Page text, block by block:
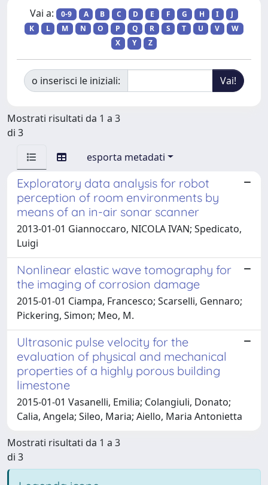
Vai a: 0-9 A B C D E F G H I
J
K
L M N O P Q R S T U V
W
X
Y Z
o inserisci le iniziali:
Mostrati risultati da 1 a 3
di 3
esporta metadati
Exploratory data analysis for robot
perception of room environments by
means of an in-air sonar scanner
2013-01-01 Giannoccaro, NICOLA IVAN; Spedicato,
Luigi
Nonlinear elastic wave tomography for
the imaging of corrosion damage
2015-01-01 Ciampa, Francesco; Scarselli, Gennaro;
Pickering, Simon; Meo, M.
Ultrasonic pulse velocity for the
evaluation of physical and mechanical
properties of a highly porous building
limestone
2015-01-01 Vasanelli, Emilia; Colangiuli, Donato;
Calia, Angela; Sileo, Maria; Aiello, Maria Antonietta
Mostrati risultati da 1 a 3
di 3